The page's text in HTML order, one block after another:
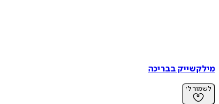
מילקשייק בבריכה
לשמור לי